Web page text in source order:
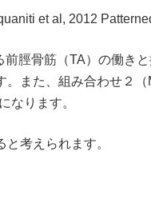
et al, 2012
脛骨筋（TA）の働き
また、組み合わせ２
なります。
考えられます。